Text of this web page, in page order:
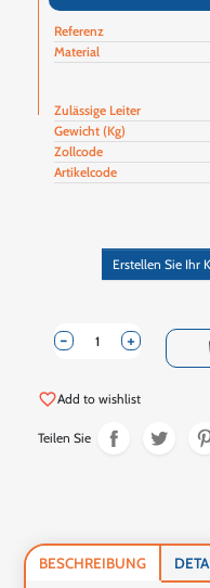
Referenz
Material
Zulässige Leiter
Gewicht (Kg)
Zollcode
Artikelcode
Erstellen Sie Ihr
+
-
favorite_borderAdd to wishlist
Teilen Sie
BESCHREIBUNG